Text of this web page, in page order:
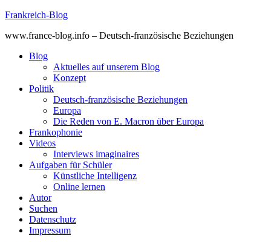
Skip
content
Frankreich-Blog
www.france-blog.info – Deutsch-französische Beziehungen
Blog
Aktuelles auf unserem Blog
Konzept
Politik
Deutsch-französische Beziehungen
Europa
Die Reden von E. Macron über Europa
Frankophonie
Videos
Interviews imaginaires
Aufgaben für Schüler
Künstliche Intelligenz
Online lernen
Autor
Suchen
Datenschutz
Impressum